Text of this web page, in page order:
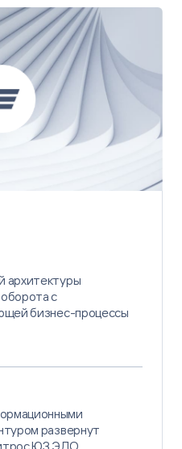
архитектуры
с
бизнес-процессы
развернут